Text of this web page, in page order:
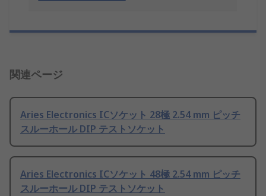
関連ページ
Aries Electronics ICソケット 28極 2.54 mm ピッチ
スルーホール DIP テストソケット
Aries Electronics ICソケット 48極 2.54 mm ピッチ
スルーホール DIP テストソケット